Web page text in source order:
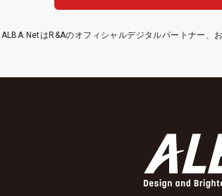
ALBA NetはR&Aのオフィシャルデジタルパートナー、